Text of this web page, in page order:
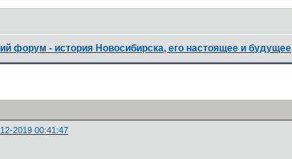
форум - история Новосибирска, его настоящее и будущее
2019 00:41:47